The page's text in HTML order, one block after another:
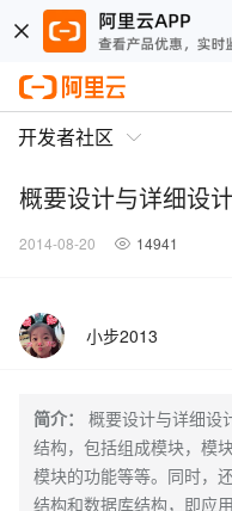
开发者社区
概要设计与详细设
2014-08-20 14941
小步2013
简介：
概要设计与详细
结构，包括组成模块，模
模块的功能等等。同时，
结构和数据库结构，即应